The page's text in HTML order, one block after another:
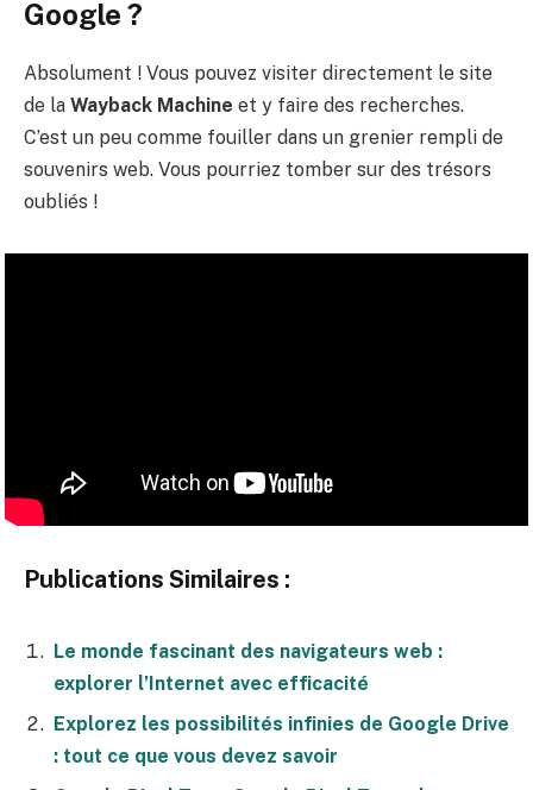
Google ?
Absolument ! Vous pouvez visiter directement le site
de la Wayback Machine et y faire des recherches.
C’est un peu comme fouiller dans un grenier rempli de
souvenirs web. Vous pourriez tomber sur des trésors
oubliés !
Publications Similaires :
Le monde fascinant des navigateurs web :
explorer l’Internet avec efficacité
Explorez les possibilités infinies de Google Drive
: tout ce que vous devez savoir